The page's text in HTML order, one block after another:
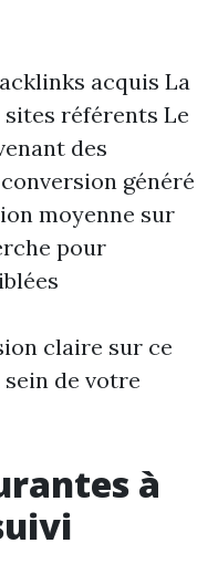
acquis La
référents Le
des
généré
moyenne sur
pour
claire sur ce
de votre
à